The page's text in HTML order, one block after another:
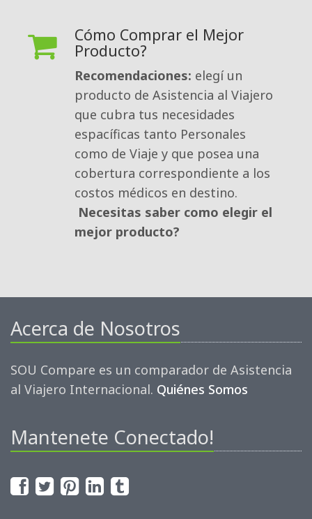
Cómo Comprar el Mejor
Producto?
Recomendaciones: elegí un
producto de Asistencia al Viajero
que cubra tus necesidades
espacíficas tanto Personales
como de Viaje y que posea una
cobertura correspondiente a los
costos médicos en destino.
Necesitas saber como elegir el
mejor producto?
Acerca de Nosotros
SOU Compare es un comparador de Asistencia
al Viajero Internacional. Quiénes Somos
Mantenete Conectado!